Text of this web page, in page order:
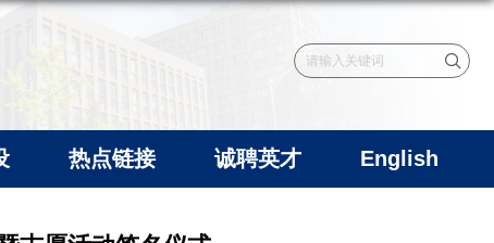
热点链接 诚聘英才 English